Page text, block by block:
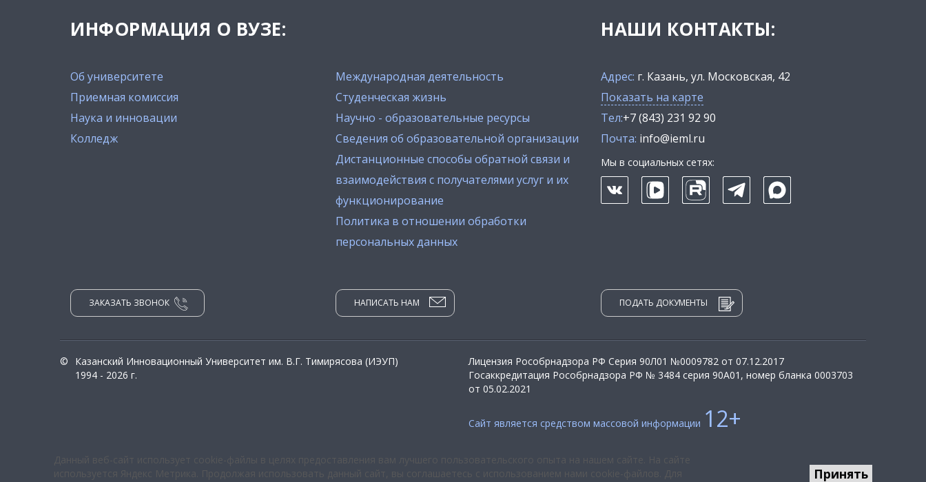
ИНФОРМАЦИЯ О ВУЗЕ:
Об университете
Приемная комиссия
Наука и инновации
Колледж
Международная деятельность
Студенческая жизнь
Научно - образовательные ресурсы
Сведения об образовательной организации
Дистанционные способы обратной связи и
взаимодействия с получателями услуг и их
функционирование
Политика в отношении обработки
персональных данных
НАШИ КОНТАКТЫ:
Адрес: г. Казань, ул. Московская, 42
Показать на карте
Тел:+7 (843) 231 92 90
Почта: info@ieml.ru
Мы в социальных сетях:
ЗАКАЗАТЬ ЗВОНОК НАПИСАТЬ НАМ ПОДАТЬ ДОКУМЕНТЫ
©
Казанский Инновационный Университет им. В.Г. Тимирясова (ИЭУП)
1994 - 2026 г.
Лицензия Рособрнадзора РФ Серия 90Л01 №0009782 от 07.12.2017
Госаккредитация Рособрнадзора РФ № 3484 серия 90А01, номер бланка 0003703
от 05.02.2021
Сайт является средством массовой информации 12+
Данный веб-сайт использует cookie-файлы в целях предоставления вам лучшего пользовательского опыта на нашем сайте. На сайте
используется Яндекс Метрика. Продолжая использовать данный сайт, вы соглашаетесь с использованием нами cookie-файлов. Для
Принять